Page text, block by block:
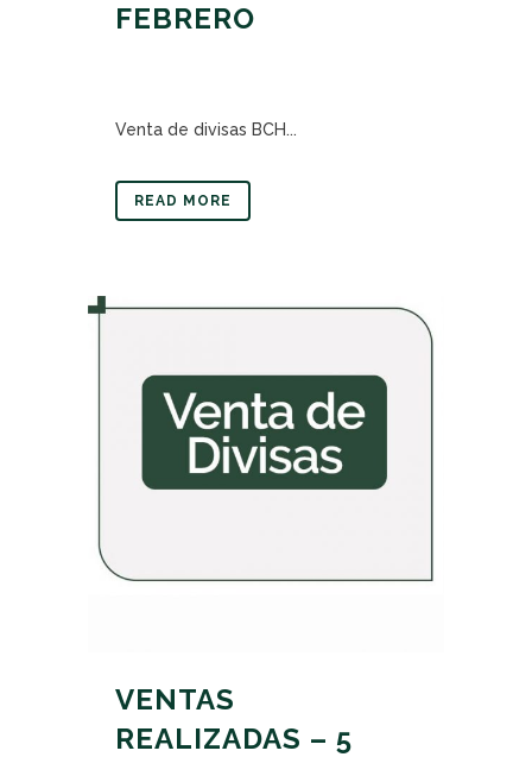
FEBRERO
Venta de divisas BCH...
READ MORE
VENTAS
REALIZADAS – 5